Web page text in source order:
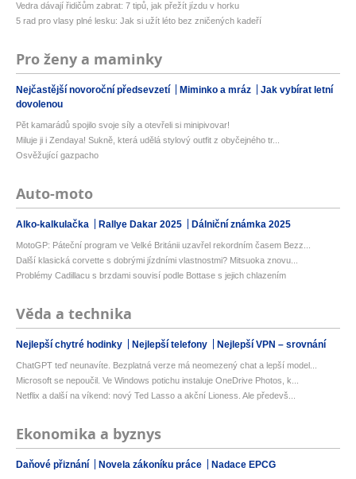
Vedra dávají řidičům zabrat: 7 tipů, jak přežít jízdu v horku
5 rad pro vlasy plné lesku: Jak si užít léto bez zničených kadeří
Pro ženy a maminky
Nejčastější novoroční předsevzetí Miminko a mráz
Jak vybírat letní
dovolenou
Pět kamarádů spojilo svoje síly a otevřeli si minipivovar!
Miluje ji i Zendaya! Sukně, která udělá stylový outfit z obyčejného tr...
Osvěžující gazpacho
Auto-moto
Alko-kalkulačka Rallye Dakar 2025 Dálniční známka 2025
MotoGP: Páteční program ve Velké Británii uzavřel rekordním časem Bezz...
Další klasická corvette s dobrými jízdními vlastnostmi? Mitsuoka znovu...
Problémy Cadillacu s brzdami souvisí podle Bottase s jejich chlazením
Věda a technika
Nejlepší chytré hodinky Nejlepší telefony Nejlepší VPN – srovnání
ChatGPT teď neunavíte. Bezplatná verze má neomezený chat a lepší model...
Microsoft se nepoučil. Ve Windows potichu instaluje OneDrive Photos, k...
Netflix a další na víkend: nový Ted Lasso a akční Lioness. Ale předevš...
Ekonomika a byznys
Daňové přiznání Novela zákoníku práce Nadace EPCG